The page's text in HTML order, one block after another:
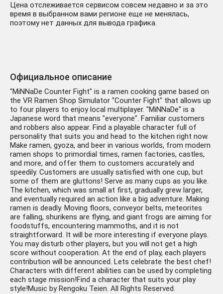
Цена отслеживается сервисом совсем недавно и за это
время в выбранном вами регионе еще не менялась,
поэтому нет данных для вывода графика.
Официальное описание
"MiNNaDe Counter Fight" is a ramen cooking game based on
the VR Ramen Shop Simulator "Counter Fight" that allows up
to four players to enjoy local multiplayer. "MiNNaDe" is a
Japanese word that means "everyone". Familiar customers
and robbers also appear. Find a playable character full of
personality that suits you and head to the kitchen right now.
Make ramen, gyoza, and beer in various worlds, from modern
ramen shops to primordial times, ramen factories, castles,
and more, and offer them to customers accurately and
speedily. Customers are usually satisfied with one cup, but
some of them are gluttons! Serve as many cups as you like.
The kitchen, which was small at first, gradually grew larger,
and eventually required an action like a big adventure. Making
ramen is deadly. Moving floors, conveyor belts, meteorites
are falling, shurikens are flying, and giant frogs are aiming for
foodstuffs, encountering mammoths, and it is not
straightforward. It will be more interesting if everyone plays.
You may disturb other players, but you will not get a high
score without cooperation. At the end of play, each players
contribution will be announced. Lets celebrate the best chef!
Characters with different abilities can be used by completing
each stage mission!Find a character that suits your play
style!Music by Rengoku Teien. All Rights Reserved.